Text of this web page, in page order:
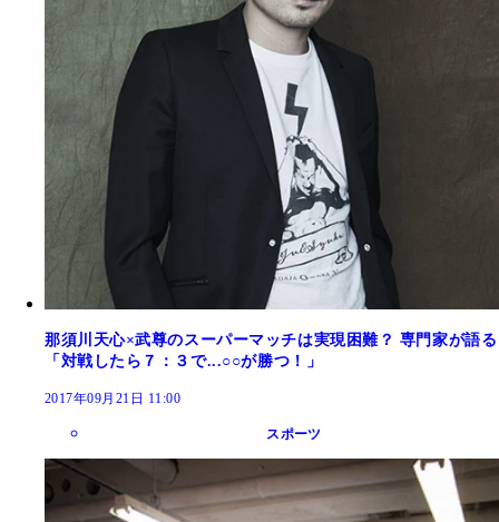
那須川天心×武尊のスーパーマッチは実現困難？ 専門家が語る
「対戦したら７：３で...○○が勝つ！」
2017年09月21日 11:00
スポーツ